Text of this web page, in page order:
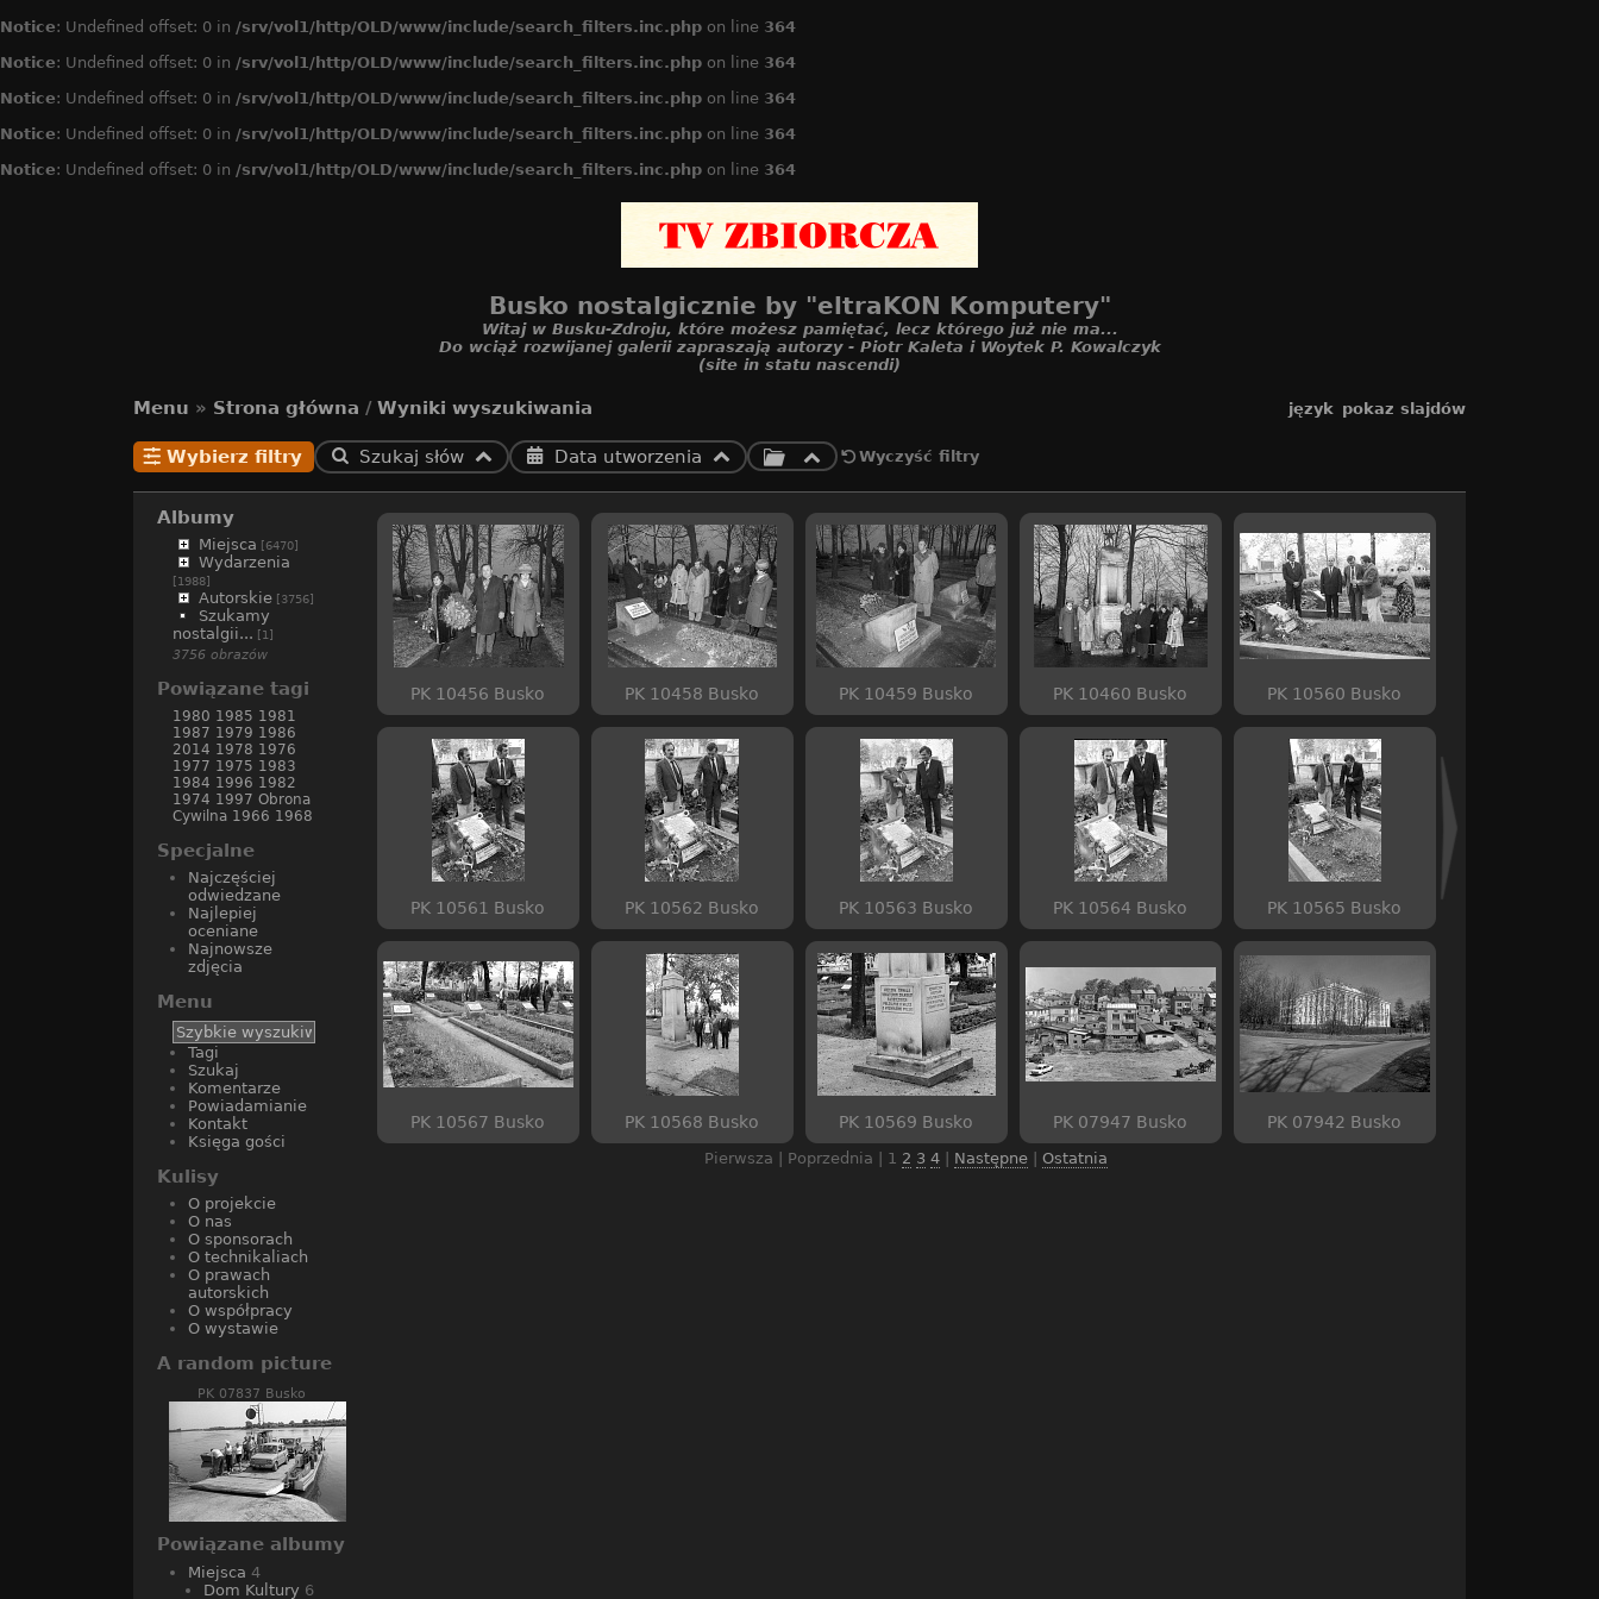
Notice: Undefined offset: 0 in /srv/vol1/http/OLD/www/include/search_filters.inc.php on line 364
Notice: Undefined offset: 0 in /srv/vol1/http/OLD/www/include/search_filters.inc.php on line 364
Notice: Undefined offset: 0 in /srv/vol1/http/OLD/www/include/search_filters.inc.php on line 364
Notice: Undefined offset: 0 in /srv/vol1/http/OLD/www/include/search_filters.inc.php on line 364
Notice: Undefined offset: 0 in /srv/vol1/http/OLD/www/include/search_filters.inc.php on line 364
Busko nostalgicznie by "eltraKON Komputery"
Witaj w Busku-Zdroju, które możesz pamiętać, lecz którego już nie ma...
Do wciąż rozwijanej galerii zapraszają autorzy - Piotr Kaleta i Woytek P. Kowalczyk
(site in statu nascendi)
Menu » Strona główna / Wyniki wyszukiwania język pokaz slajdów
Wybierz filtry Szukaj słów Data utworzenia Wyczyść filtry
Albumy
Miejsca [6470]
Wydarzenia
[1988]
Autorskie [3756]
Szukamy
nostalgii... [1]
3756 obrazów
Powiązane tagi
1980 1985 1981
1987 1979 1986
2014 1978 1976
1977 1975 1983
1984 1996 1982
1974 1997 Obrona
Cywilna 1966 1968
Specjalne
Najczęściej
odwiedzane
Najlepiej
oceniane
Najnowsze
zdjęcia
Menu
Tagi
Szukaj
Komentarze
Powiadamianie
Kontakt
Księga gości
Kulisy
O projekcie
O nas
O sponsorach
O technikaliach
O prawach
autorskich
O współpracy
O wystawie
A random picture
PK 07837 Busko
Powiązane albumy
Miejsca 4
Dom Kultury 6
PK 10456 Busko PK 10458 Busko PK 10459 Busko PK 10460 Busko PK 10560 Busko
PK 10561 Busko PK 10562 Busko PK 10563 Busko PK 10564 Busko PK 10565 Busko
PK 10567 Busko PK 10568 Busko PK 10569 Busko PK 07947 Busko PK 07942 Busko
Pierwsza | Poprzednia | 1 2 3 4 Następne Ostatnia